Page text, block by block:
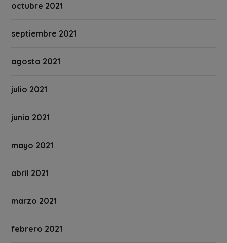
octubre 2021
septiembre 2021
agosto 2021
julio 2021
junio 2021
mayo 2021
abril 2021
marzo 2021
febrero 2021